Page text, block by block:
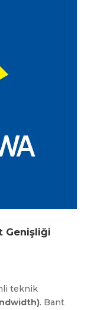
Genişliği
teknik
. Bant